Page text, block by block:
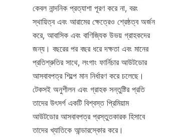
কেবল নান্দনিক প্রত্যাশা পূরণ করে না, বরং
স্থায়িত্ব এবং আরামের ক্ষেত্রেও শ্রেষ্ঠত্ব অর্জন
করে, আবাসিক এবং বাণিজ্যিক উভয় গ্রাহকদের
জন্য। বছরের পর বছর ধরে দক্ষতা এবং মানের
প্রতিশ্রুতির সাথে, লংগাং ফার্নিচার আউটডোর
আসবাবপত্র শিল্পে মান নির্ধারণ করে চলেছে।
টেকসই অনুশীলন এবং গ্রাহক সন্তুষ্টির প্রতি
তাদের উৎসর্গ একটি বিশ্বস্ত প্রিমিয়াম
আউটডোর আসবাবপত্র প্রস্তুতকারক হিসাবে
তাদের খ্যাতিকে আন্ডারস্কোর করে।